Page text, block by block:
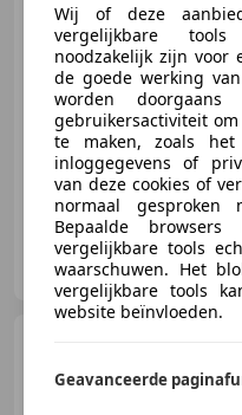
01/1972 93.672 km
Autobedrijf J. Cats
NL-8748 BM WITMARSUM
Wij of deze
vergelijkbare
noodzakelijk zijn voor
de goede werking
worden
gebruikersactiviteit
te maken, zoals
inloggegevens of
van deze cookies of
normaal gesproken
Bepaalde
vergelijkbare tools
waarschuwen. Het
vergelijkbare tools
website beïnvloeden.
Geavanceerde